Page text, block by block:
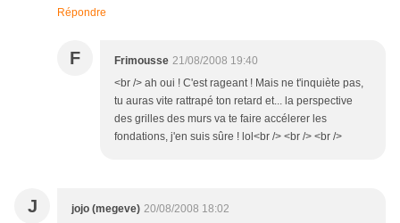
Répondre
F Frimousse 21/08/2008 19:40
<br /> ah oui ! C'est rageant ! Mais ne t'inquiète pas,
tu auras vite rattrapé ton retard et... la perspective
des grilles des murs va te faire accélerer les
fondations, j'en suis sûre ! lol<br /> <br /> <br />
J jojo (megeve) 20/08/2008 18:02